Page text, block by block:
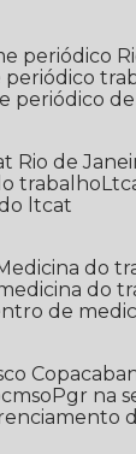
periódico
periódico
periódico
Rio de
trabalho
ltcat
Medicina do
medicina do
de
Pgr na